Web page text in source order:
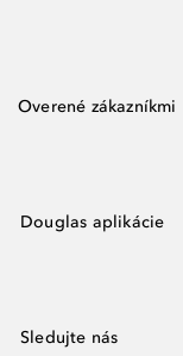
Overené zákazníkmi
Douglas aplikácie
Sledujte nás